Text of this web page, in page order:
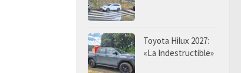
Toyota Hilux 2027:
«La Indestructible»